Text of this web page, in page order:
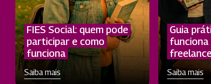
FIES Social: quem pode
participar e como
funciona
Saiba mais
Guia
Saiba mais